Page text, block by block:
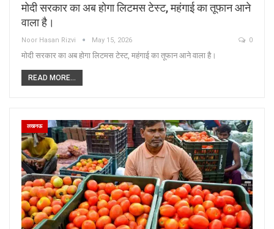
मोदी सरकार का अब होगा लिटमस टेस्ट, महंगाई का तूफान आने
वाला है।
Noor Hasan Rizvi May 15, 2026 0
मोदी सरकार का अब होगा लिटमस टेस्ट, महंगाई का तूफान आने वाला है।
READ MORE...
लखनऊ